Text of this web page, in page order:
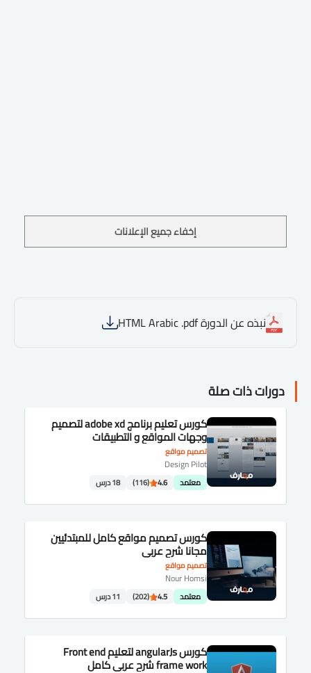
إخفاء جميع الإعلانات
نبذه عن الدورة HTML Arabic .pdf
دورات ذات صلة
تصميم مواقع
كورس تعليم برنامج adobe xd لتصميم
وجهات المواقع و التطبيقات
Design Pilot
معتمد 4.6
(116) 18 درس
تصميم مواقع
كورس تصميم مواقع كامل للمبتدئيين
مجانا شرح عربى
Nour Homsi
معتمد 4.5
(202) 11 درس
كورس angularJs لتعليم Front end
frame work شرح عربى كامل